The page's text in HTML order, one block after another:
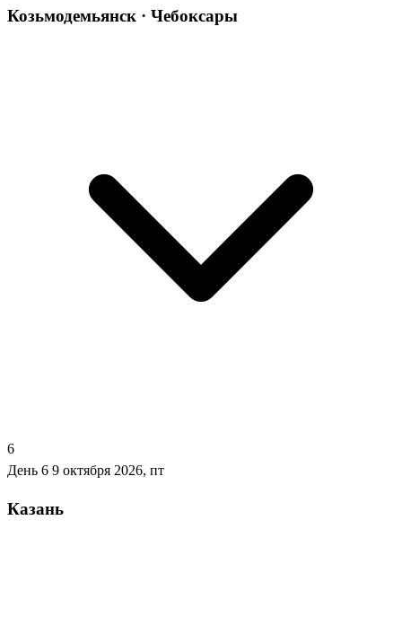
Козьмодемьянск · Чебоксары
6
День 6 9 октября 2026, пт
Казань